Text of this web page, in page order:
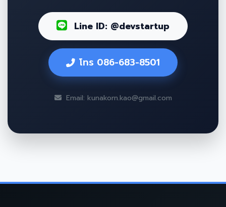
Line ID: @devstartup
โทร 086-683-8501
Email: kunakorn.kao@gmail.com